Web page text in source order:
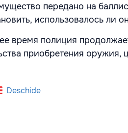
передано на
использовалось ли
время полиция
приобретения оружия,
Deschide